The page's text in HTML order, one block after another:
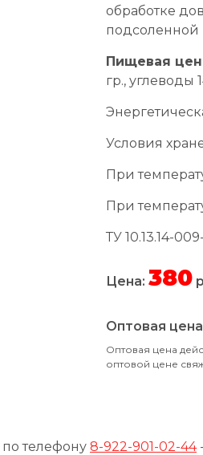
обработке
подсоленной
Пищевая
гр., углеводы
Условия
При
При
ТУ 10.13.14-
Цена: 380
Оптовая
Оптовая цена
оптовой цене
телефону 8-922-901-02-44